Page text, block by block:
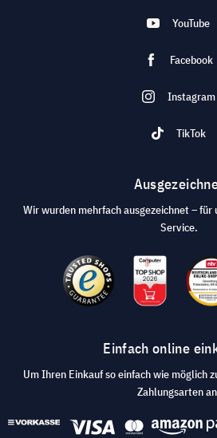
YouTube
Facebook
Instagram
TikTok
Wir wurden mehrfach ausgezeichnet – für
Service.
Einfach online
Um Ihren Einkauf so einfach wie möglich
Zahlungsarten